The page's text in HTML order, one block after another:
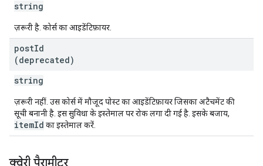
string
ज़रूरी है. कोर्स का आइडेंटिफ़ायर.
postId
(deprecated)
string
ज़रूरी नहीं. उस कोर्स में मौजूद पोस्ट का आइडेंटिफ़ायर जिसका अटैचमेंट की
सूची बनानी है. इस सुविधा के इस्तेमाल पर रोक लगा दी गई है. इसके बजाय,
itemId का इस्तेमाल करें.
क्वेरी पैरामीटर